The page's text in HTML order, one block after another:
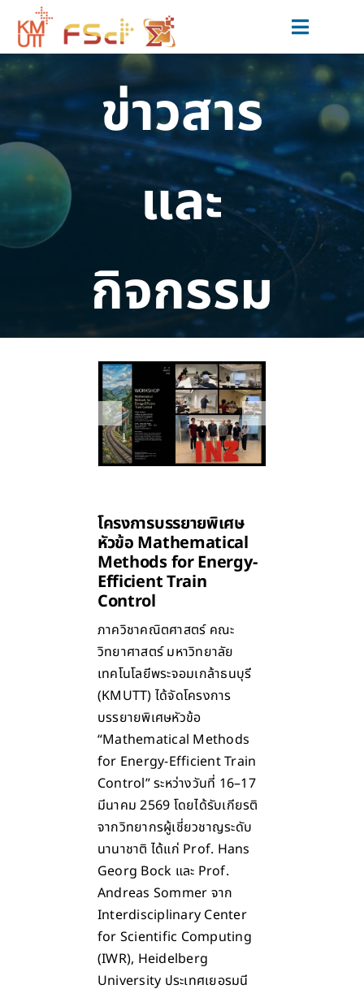
content
Toggle
สมัครเรียน
หลักสูตร
วิจัยและนวัตกรรม
ข่าวสารและกิจกรรม
สำหรับนักศึกษาปัจจุบัน
ข่าวสาร
และ
กิจกรรม
โครงการบรรยายพิเศษ
หัวข้อ Mathematical
Methods for Energy-
Efficient Train
Control
ภาควิชาคณิตศาสตร์ คณะ
วิทยาศาสตร์ มหาวิทยาลัย
เทคโนโลยีพระจอมเกล้าธนบุรี
(KMUTT) ได้จัดโครงการ
บรรยายพิเศษหัวข้อ
“Mathematical Methods
for Energy-Efficient Train
Control” ระหว่างวันที่ 16–17
มีนาคม 2569 โดยได้รับเกียรติ
จากวิทยากรผู้เชี่ยวชาญระดับ
นานาชาติ ได้แก่ Prof. Hans
Georg Bock และ Prof.
Andreas Sommer จาก
Interdisciplinary Center
for Scientific Computing
(IWR), Heidelberg
University ประเทศเยอรมนี